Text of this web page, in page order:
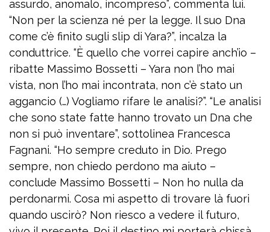
assurdo, anomalo, incompreso”, commenta lui.
“Non per la scienza né per la legge. Il suo Dna
come c’è finito sugli slip di Yara?”, incalza la
conduttrice. “È quello che vorrei capire anch’io –
ribatte Massimo Bossetti – Yara non l’ho mai
vista, non l’ho mai incontrata, non c’è stato un
aggancio (…) Vogliamo rifare le analisi?”. “Le analisi
che sono state fatte hanno trovato un Dna che
non si può inventare”, sottolinea Francesca
Fagnani. “Ho sempre creduto in Dio. Prego
sempre, non chiedo perdono ma aiuto –
conclude Massimo Bossetti – Non ho nulla da
perdonarmi. Cosa mi aspetto di trovare là fuori
quando uscirò? Non riesco a vedere il futuro,